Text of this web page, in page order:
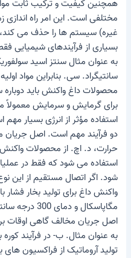
همچنین کیفیت و ترکیب ثابت مواد
مختلفی است. این امر راه
غیره) سیستم ها را حذف می کند،
بسیاری از فرآیندهای شیمیایی
سانتیگراد. سی. بنابراین مواد
محصولات داغ واکنش باید دوباره
برای گرمایش و سرمایش معمولاً
استفاده مؤثر از انرژی بسیار
دو فرآیند مهم است.اصل جریان
حرارت، د. اچ. از محصولات واکنش
استفاده می شود که فقط در
شود. اگر اتصال مستقیم از این
مگاپاسکال و دمای 300 درجه سانتی گراد است.
اصل جریان مخالف گاهی اوقات
به عنوان مثال. ب- در فرآیند کوره
تولید آروماتیک از فراکسیون های